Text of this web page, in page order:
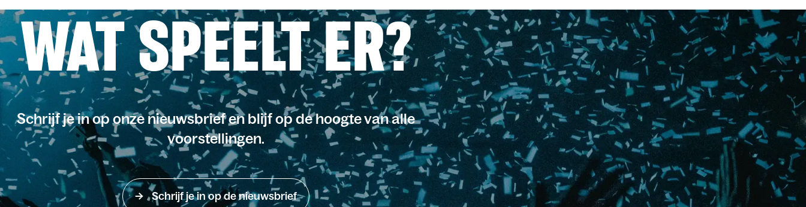
WAT SPEELT ER?
Schrijf je in op onze nieuwsbrief en blijf op de hoogte van alle
voorstellingen.
Schrijf je in op de nieuwsbrief